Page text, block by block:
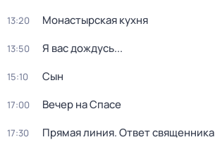
13:20 Монастырская кухня
13:50 Я вас дождусь...
15:10 Сын
17:00 Вечер на Спасе
17:30 Прямая линия. Ответ священника